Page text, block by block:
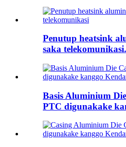
Penutup heatsink
saka
Basis Aluminium
PTC digunakake